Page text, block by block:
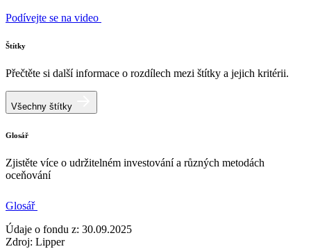
Podívejte se na video
Štítky
Přečtěte si další informace o rozdílech mezi štítky a jejich kritérii.
Všechny štítky
Glosář
Zjistěte více o udržitelném investování a různých metodách
oceňování
Glosář
Údaje o fondu z: 30.09.2025
Zdroj: Lipper